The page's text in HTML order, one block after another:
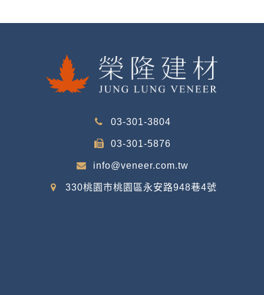
03-301-3804
03-301-5876
info@veneer.com.tw
330桃園市桃園區永安路948巷4號